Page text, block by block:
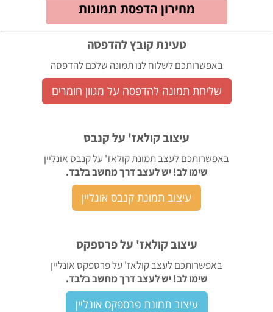
מחירון הדפסת תמונות
טעינת קובץ להדפסה
באפשרותכם לשלוח לנו תמונה שלכם להדפסה
שליחת תמונה להדפסה על מגוון חומרים
עיצוב קולאז' על קנבס
באפשרותכם לעצב תמונת קולאז' על קנבס אונליין
שימו לב! יש לעצב דרך מחשב בלבד.
עיצוב תמונת קנבס אונליין
עיצוב קולאז' על פרספקס
באפשרותכם לעצב קולאז' על פרספקס אונליין
שימו לב! יש לעצב דרך מחשב בלבד.
עיצוב תמונת פרספקס אונליין